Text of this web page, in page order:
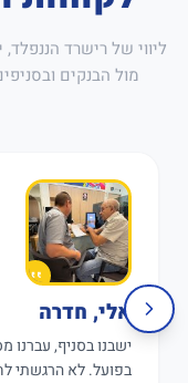
ליווי של רישרד
מול הבנקים
אלי, חדרה
ישבנו בסניף, עברנו
בפועל. לא הרגשתי